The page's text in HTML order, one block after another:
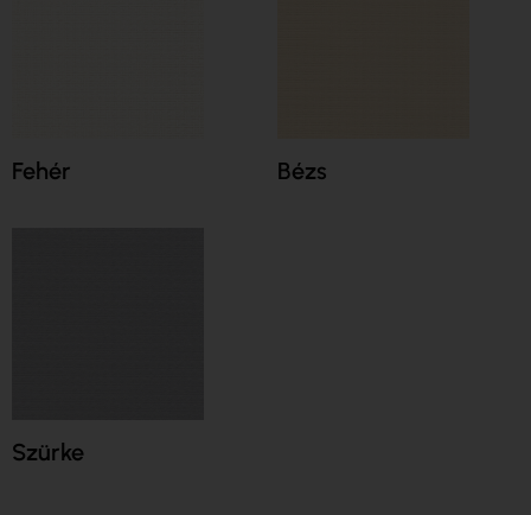
Fehér Bézs
Szürke